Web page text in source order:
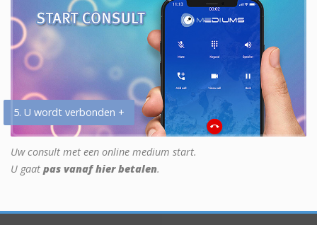
5. U wordt verbonden +
Uw consult met een online medium start.
U gaat pas vanaf hier betalen.